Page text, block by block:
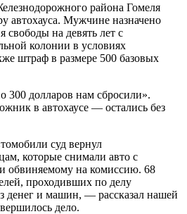
района Гомеля
автохауса. Мужчине назначено
свободы на девять лет с
колонии в условиях
штраф в размере 500 базовых
суд вернул
которые снимали авто с
обвиняемому на комиссию. 68
проходивших по делу
денег и машин, — рассказал нашей
дело.